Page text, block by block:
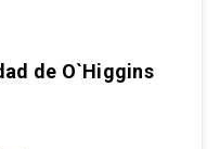
de O`Higgins